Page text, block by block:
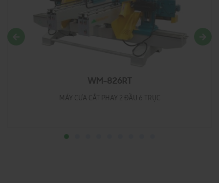
WM-826RT
MÁY CƯA CẮT PHAY 2 ĐẦU 6 TRỤC